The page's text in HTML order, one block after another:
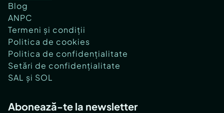
Blog
ANPC
Termeni și condiții
Politica de cookies
Politica de confidențialitate
Setări de confidențialitate
SAL și SOL
Abonează-te la newsletter